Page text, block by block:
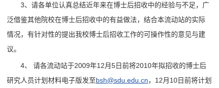
3、请各单位认真总结近年来在博士后招收中的经验与不足，广
泛借鉴其他院校在博士后招收中的有益做法，结合本流动站的实际
情况，有针对性的提出我校博士后招收工作的可操作性的意见与建
议。
4、 请各流动站于2009年12月5日前将2010年拟招收的博士后
研究人员计划材料电子版发至bsh@sdu.edu.cn，12月10日前将计划